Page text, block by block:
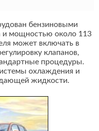
бензиновыми
и мощностью около 113
может включать в
клапанов,
процедуры.
охлаждения и
жидкости.